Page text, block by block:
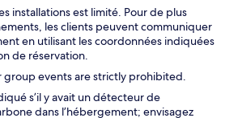
installations est limité. Pour de plus
les clients peuvent communiquer
en utilisant les coordonnées indiquées
de réservation.
group events are strictly prohibited.
s’il y avait un détecteur de
dans l’hébergement; envisagez